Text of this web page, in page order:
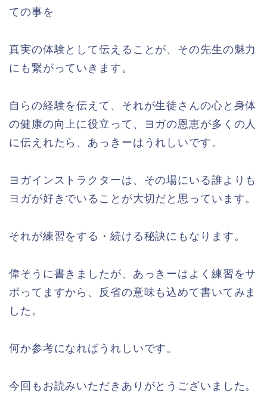
ての事を
真実の体験として伝えることが、その先生の魅力
にも繋がっていきます。
自らの経験を伝えて、それが生徒さんの心と身体
の健康の向上に役立って、ヨガの恩恵が多くの人
に伝えれたら、あっきーはうれしいです。
ヨガインストラクターは、その場にいる誰よりも
ヨガが好きでいることが大切だと思っています。
それが練習をする・続ける秘訣にもなります。
偉そうに書きましたが、あっきーはよく練習をサ
ボってますから、反省の意味も込めて書いてみま
した。
何か参考になればうれしいです。
今回もお読みいただきありがとうございました。